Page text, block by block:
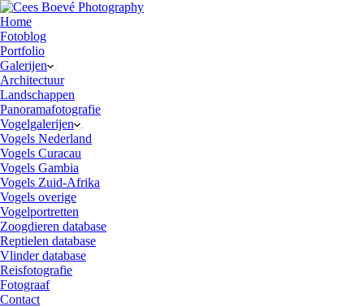
Home
Fotoblog
Portfolio
Galerijen
Architectuur
Landschappen
Panoramafotografie
Vogelgalerijen
Vogels Nederland
Vogels Curacau
Vogels Gambia
Vogels Zuid-Afrika
Vogels overige
Vogelportretten
Zoogdieren database
Reptielen database
Vlinder database
Reisfotografie
Fotograaf
Contact